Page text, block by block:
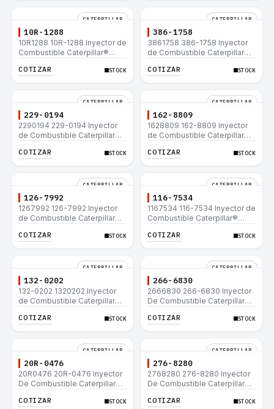
CATERPILLAR
10R-1288
10R1288 10R-1288 Inyector de
Combustible Caterpillar®
3516C 854G 992G
COTIZAR STOCK
CATERPILLAR
386-1758
3861758 386-1758 Inyector
de Combustible Caterpillar®
3516C 854G 992G
COTIZAR STOCK
CATERPILLAR
229-0194
2290194 229-0194 Inyector
de Combustible Caterpillar®
3516C 854G 992G
COTIZAR STOCK
CATERPILLAR
162-8809
1628809 162-8809 Inyector
de Combustible Caterpillar®
3516C 854G 992G
COTIZAR STOCK
CATERPILLAR
126-7992
1267992 126-7992 Inyector
de Combustible Caterpillar®
3516C 854G 992G
COTIZAR STOCK
CATERPILLAR
116-7534
1167534 116-7534 Inyector de
Combustible Caterpillar®
3516C 854G 992G
COTIZAR STOCK
CATERPILLAR
132-0202
132-0202 1320202 Inyector
de Combustible Caterpillar®
3516C 854G 992G
COTIZAR STOCK
CATERPILLAR
266-6830
2666830 266-6830 Inyector
De Combustible Caterpillar®
COTIZAR STOCK
CATERPILLAR
20R-0476
20R0476 20R-0476 Inyector
De Combustible Caterpillar®
COTIZAR STOCK
CATERPILLAR
276-8280
2768280 276-8280 Inyector
De Combustible Caterpillar®
COTIZAR STOCK